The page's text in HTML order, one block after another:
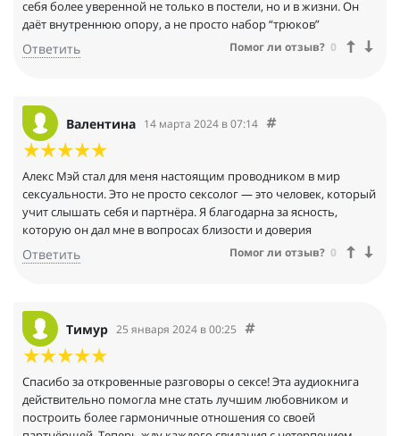
себя более уверенной не только в постели, но и в жизни. Он
даёт внутреннюю опору, а не просто набор “трюков”
Ответить Помог ли отзыв? 0
Валентина 14 марта 2024 в 07:14
Алекс Мэй стал для меня настоящим проводником в мир
сексуальности. Это не просто сексолог — это человек, который
учит слышать себя и партнёра. Я благодарна за ясность,
которую он дал мне в вопросах близости и доверия
Ответить Помог ли отзыв? 0
Тимур 25 января 2024 в 00:25
Спасибо за откровенные разговоры о сексе! Эта аудиокнига
действительно помогла мне стать лучшим любовником и
построить более гармоничные отношения со своей